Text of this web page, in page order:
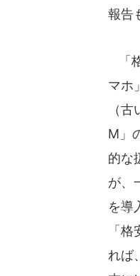
報告
「
マホ
（
M」
的な
が、
を導
「
れば